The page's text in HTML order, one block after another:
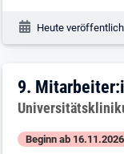
Heute
9.
9.
Arbeitgeber:
Beginn ab 16.11.2026